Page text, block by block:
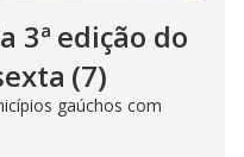
3ª edição do
(7)
gaúchos com